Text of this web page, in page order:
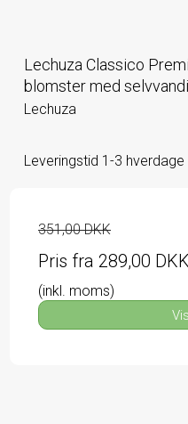
Lechuza Classico
blomster med
Lechuza
Leveringstid 1-3 hverdage
351,00 DKK
Pris fra 289,00 DKK
(inkl. moms)